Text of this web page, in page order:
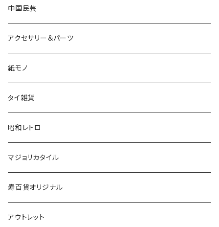
中国民芸
アクセサリー＆パーツ
紙モノ
タイ雑貨
昭和レトロ
マジョリカタイル
寿百貨オリジナル
アウトレット